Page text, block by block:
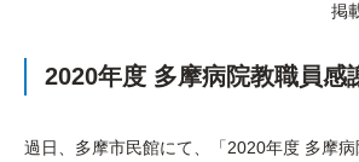
掲
2020年度 多摩病院教職員感
過日、多摩市民館にて、「2020年度 多摩